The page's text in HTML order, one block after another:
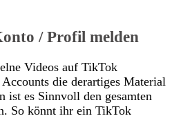
/ Profil melden
Videos auf TikTok
die derartiges Material
ist es Sinnvoll den gesamten
So könnt ihr ein TikTok